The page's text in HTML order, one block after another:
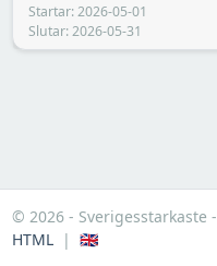
Startar: 2026-05-01
Slutar: 2026-05-31
© 2026 - Sverigesstarkaste -
HTML| 🇬🇧